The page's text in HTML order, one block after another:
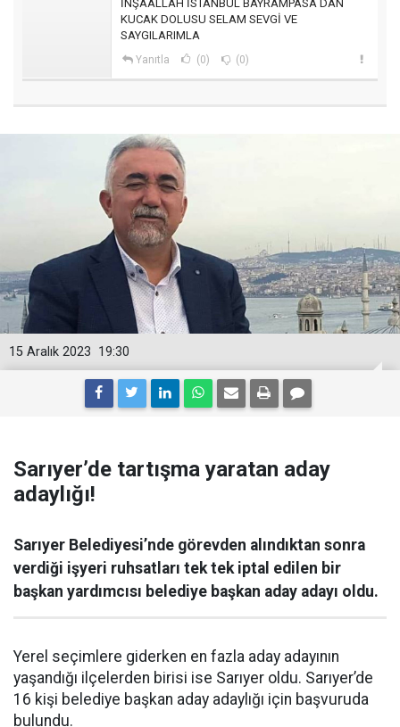
İNŞAALLAH İSTANBUL BAYRAMPASA DAN
KUCAK DOLUSU SELAM SEVGİ VE
SAYGILARIMLA
Yanıtla (0) (0)
19:30
15 Aralık 2023
Sarıyer’de tartışma yaratan aday
adaylığı!
Sarıyer Belediyesi’nde görevden alındıktan sonra
verdiği işyeri ruhsatları tek tek iptal edilen bir
başkan yardımcısı belediye başkan aday adayı oldu.
Yerel seçimlere giderken en fazla aday adayının
yaşandığı ilçelerden birisi ise Sarıyer oldu. Sarıyer’de
16 kişi belediye başkan aday adaylığı için başvuruda
bulundu.